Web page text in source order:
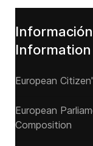
Information
European
European
Composition